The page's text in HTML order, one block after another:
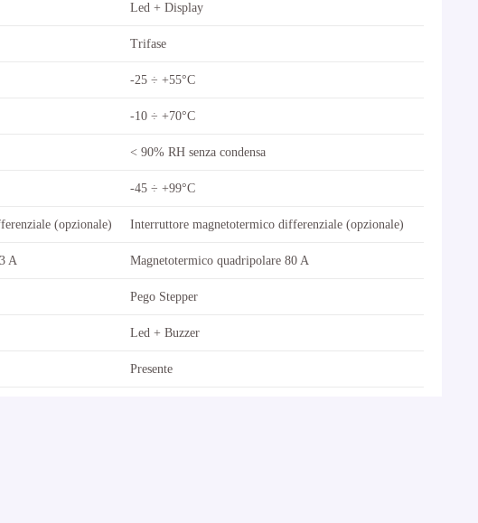
Led + Display
Trifase
-25 ÷ +55°C
-10 ÷ +70°C
< 90% RH senza condensa
-45 ÷ +99°C
(opzionale) Interruttore magnetotermico differenziale (opzionale)
A Magnetotermico quadripolare 80 A
Pego Stepper
Led + Buzzer
Presente